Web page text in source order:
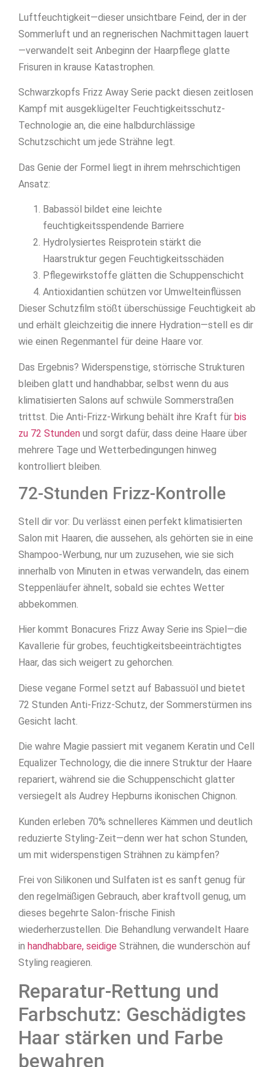
Luftfeuchtigkeit—dieser unsichtbare Feind, der in der
Sommerluft und an regnerischen Nachmittagen lauert
—verwandelt seit Anbeginn der Haarpflege glatte
Frisuren in krause Katastrophen.
Schwarzkopfs Frizz Away Serie packt diesen zeitlosen
Kampf mit ausgeklügelter Feuchtigkeitsschutz-
Technologie an, die eine halbdurchlässige
Schutzschicht um jede Strähne legt.
Das Genie der Formel liegt in ihrem mehrschichtigen
Ansatz:
Babassöl bildet eine leichte
feuchtigkeitsspendende Barriere
Hydrolysiertes Reisprotein stärkt die
Haarstruktur gegen Feuchtigkeitsschäden
Pflegewirkstoffe glätten die Schuppenschicht
Antioxidantien schützen vor Umwelteinflüssen
Dieser Schutzfilm stößt überschüssige Feuchtigkeit ab
und erhält gleichzeitig die innere Hydration—stell es dir
wie einen Regenmantel für deine Haare vor.
Das Ergebnis? Widerspenstige, störrische Strukturen
bleiben glatt und handhabbar, selbst wenn du aus
klimatisierten Salons auf schwüle Sommerstraßen
trittst. Die Anti-Frizz-Wirkung behält ihre Kraft für bis
zu 72 Stunden und sorgt dafür, dass deine Haare über
mehrere Tage und Wetterbedingungen hinweg
kontrolliert bleiben.
72-Stunden Frizz-Kontrolle
Stell dir vor: Du verlässt einen perfekt klimatisierten
Salon mit Haaren, die aussehen, als gehörten sie in eine
Shampoo-Werbung, nur um zuzusehen, wie sie sich
innerhalb von Minuten in etwas verwandeln, das einem
Steppenläufer ähnelt, sobald sie echtes Wetter
abbekommen.
Hier kommt Bonacures Frizz Away Serie ins Spiel—die
Kavallerie für grobes, feuchtigkeitsbeeinträchtigtes
Haar, das sich weigert zu gehorchen.
Diese vegane Formel setzt auf Babassuöl und bietet
72 Stunden Anti-Frizz-Schutz, der Sommerstürmen ins
Gesicht lacht.
Die wahre Magie passiert mit veganem Keratin und Cell
Equalizer Technology, die die innere Struktur der Haare
repariert, während sie die Schuppenschicht glatter
versiegelt als Audrey Hepburns ikonischen Chignon.
Kunden erleben 70% schnelleres Kämmen und deutlich
reduzierte Styling-Zeit—denn wer hat schon Stunden,
um mit widerspenstigen Strähnen zu kämpfen?
Frei von Silikonen und Sulfaten ist es sanft genug für
den regelmäßigen Gebrauch, aber kraftvoll genug, um
dieses begehrte Salon-frische Finish
wiederherzustellen. Die Behandlung verwandelt Haare
in handhabbare, seidige Strähnen, die wunderschön auf
Styling reagieren.
Reparatur-Rettung und
Farbschutz: Geschädigtes
Haar stärken und Farbe
bewahren